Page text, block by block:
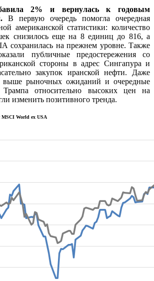
2% и вернулась к годовым
В первую очередь помогла очередная
американской статистики: количество
снизилось еще на 8 единиц до 816, а
сохранилась на прежнем уровне. Также
публичные предостережения со
стороны в адрес Сингапура и
закупок иранской нефти. Даже
выше рыночных ожиданий и очередные
Трампа относительно высоких цен на
изменить позитивного тренда.
MSCI World ex USA